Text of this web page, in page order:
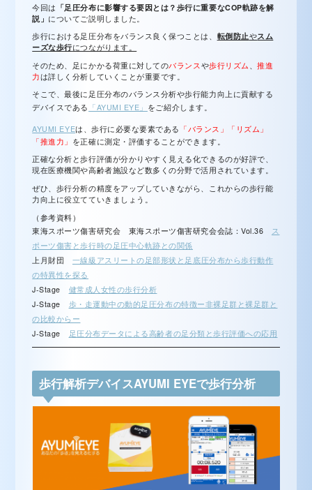
今回は 「足圧分布に影響する要因とは？歩行に重要なCOP軌跡を解
説」 についてご説明しました。
歩行における足圧分布をバランス良く保つことは、 転倒防止やスム
ーズな歩行につながります。
そのため、足にかかる荷重に対してのバランス や歩行リズム 、推進
力は詳しく分析していくことが重要です。
そこで、最後に足圧分布のバランス分析や歩行能力向上に貢献する
デバイスである 「AYUMI EYE」 をご紹介します。
AYUMI EYEは、歩行に必要な要素である 「バランス」「リズム」
「推進力」 を正確に測定・評価することができます。
正確な分析と歩行評価が分かりやすく見える化できるのが好評で、
現在医療機関や高齢者施設など数多くの分野で活用されています。
ぜひ、歩行分析の精度をアップしていきながら、これからの歩行能
力向上に役立てていきましょう。
（参考資料）
東海スポーツ傷害研究会 東海スポーツ傷害研究会会誌：Vol.36
ス
ポーツ傷害と歩行時の足圧中心軌跡との関係
上月財団 一線級アスリートの足部形状と足底圧分布から歩行動作
の特異性を探る
J-Stage 健常成人女性の歩行分析
J-Stage 歩・走運動中の動的足圧分布の特徴ー非裸足群と裸足群と
の比較からー
J-Stage
足圧分布データによる高齢者の足分類と歩行評価への応用
歩行解析デバイスAYUMI EYEで歩行分析